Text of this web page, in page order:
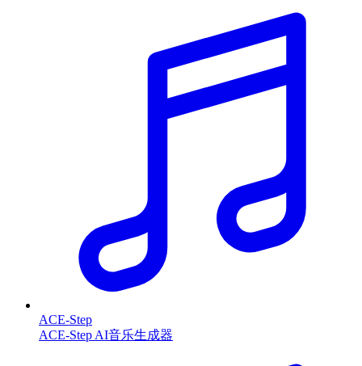
ACE-Step
ACE-Step AI音乐生成器